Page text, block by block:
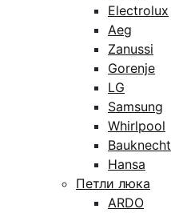
Electrolux
Aeg
Zanussi
Gorenje
LG
Samsung
Whirlpool
Bauknecht
Hansa
Петли люка
ARDO